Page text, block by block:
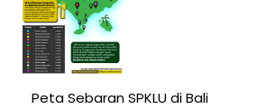
Peta Sebaran SPKLU di Bali